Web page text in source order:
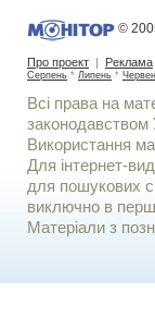
©
Про проект | Реклама
Серпень * Липень *
Всі права на
законодавством
Використання
Для iнтернет-
для пошукових
виключно в
Матеріали з